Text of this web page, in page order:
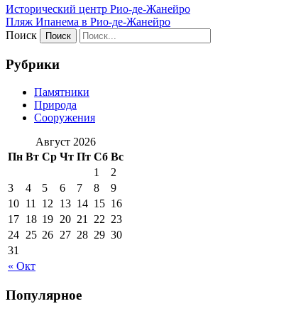
Исторический центр Рио-де-Жанейро
Пляж Ипанема в Рио-де-Жанейро
Поиск
Рубрики
Памятники
Природа
Сооружения
Август 2026
Пн Вт Ср Чт Пт Сб Вс
« Окт
1
2
3
4 5 6 7 8
9
10 11 12 13 14 15 16
17 18 19 20 21 22 23
24 25 26 27 28 29 30
31
Популярное